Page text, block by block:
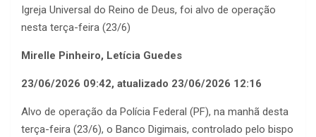
Igreja Universal do Reino de Deus, foi alvo de operação
nesta terça-feira (23/6)
Mirelle Pinheiro, Letícia Guedes
23/06/2026 09:42, atualizado 23/06/2026 12:16
Alvo de operação da Polícia Federal (PF), na manhã desta
terça-feira (23/6), o Banco Digimais, controlado pelo bispo